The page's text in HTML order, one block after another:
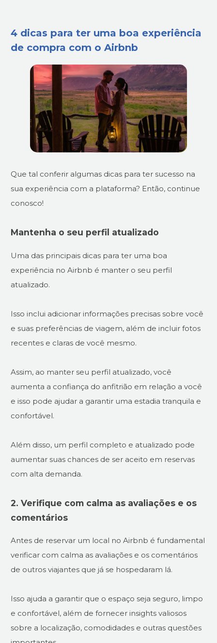
4 dicas para ter uma boa experiência
de compra com o Airbnb
Que tal conferir algumas dicas para ter sucesso na
sua experiência com a plataforma? Então, continue
conosco!
Mantenha o seu perfil atualizado
Uma das principais dicas para ter uma boa
experiência no Airbnb é manter o seu perfil
atualizado.
Isso inclui adicionar informações precisas sobre você
e suas preferências de viagem, além de incluir fotos
recentes e claras de você mesmo.
Assim, ao manter seu perfil atualizado, você
aumenta a confiança do anfitrião em relação a você
e isso pode ajudar a garantir uma estadia tranquila e
confortável.
Além disso, um perfil completo e atualizado pode
aumentar suas chances de ser aceito em reservas
com alta demanda.
2. Verifique com calma as avaliações e os
comentários
Antes de reservar um local no Airbnb é fundamental
verificar com calma as avaliações e os comentários
de outros viajantes que já se hospedaram lá.
Isso ajuda a garantir que o espaço seja seguro, limpo
e confortável, além de fornecer insights valiosos
sobre a localização, comodidades e outras questões